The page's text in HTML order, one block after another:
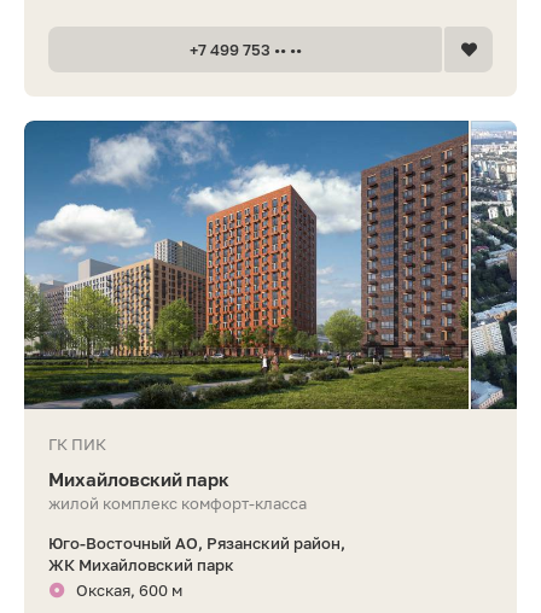
+7 499 753 •• ••
ГК ПИК
Михайловский парк
жилой комплекс комфорт-класса
Юго-Восточный АО, Рязанский район,
ЖК Михайловский парк
Окская, 600 м